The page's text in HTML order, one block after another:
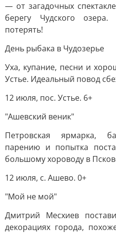
— от загадочных
берегу Чудского
потерять!
День рыбака в Чудозерье
Уха, купание, песни и
Устье. Идеальный повод
12 июля, пос. Устье. 6+
"Ашевский веник"
Петровская ярмарка,
парению и попытка
большому хороводу в
12 июля, с. Ашево. 0+
"Мой не мой"
Дмитрий Месхиев
декорациях города,